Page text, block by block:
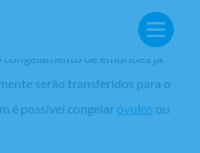
congelamento de embriões já
serão transferidos para o
é possível congelar óvulos ou